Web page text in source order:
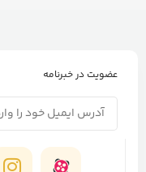
عضویت در خبرنامه